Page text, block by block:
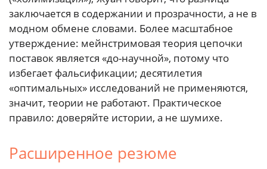
заключается в содержании и прозрачности, а не в
модном обмене словами. Более масштабное
утверждение: мейнстримовая теория цепочки
поставок является «до-научной», потому что
избегает фальсификации; десятилетия
«оптимальных» исследований не применяются,
значит, теории не работают. Практическое
правило: доверяйте истории, а не шумихе.
Расширенное резюме